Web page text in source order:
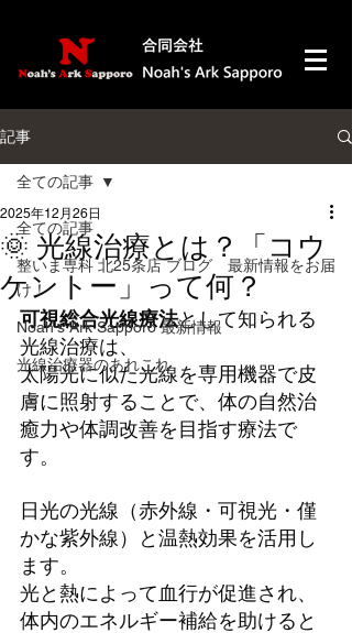
記事
全ての記事
整いま専科 北25条店 ブログ 最新情報をお届
け！
Noah's Ark Sapporo 最新情報
光線治療器のあれこれ
全ての記事
🌞 光線治療とは？「コウ
ケントー」って何？
2025年12月26日
可視総合光線療法として知られる
光線治療は、
太陽光に似た光線を専用機器で皮
膚に照射することで、体の自然治
癒力や体調改善を目指す療法で
す。
日光の光線（赤外線・可視光・僅
かな紫外線）と温熱効果を活用し
ます。
光と熱によって血行が促進され、
体内のエネルギー補給を助けると